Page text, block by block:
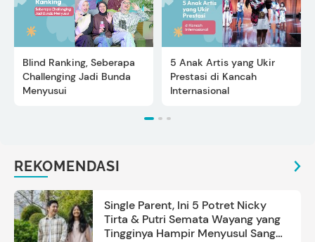
Blind Ranking, Seberapa
Challenging Jadi Bunda
Menyusui
5 Anak Artis yang Ukir
Prestasi di Kancah
Internasional
REKOMENDASI
Single Parent, Ini 5 Potret Nicky
Tirta & Putri Semata Wayang yang
Tingginya Hampir Menyusul Sang